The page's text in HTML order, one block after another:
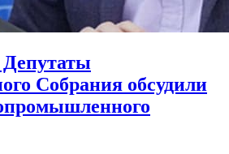
Собрания обсудили